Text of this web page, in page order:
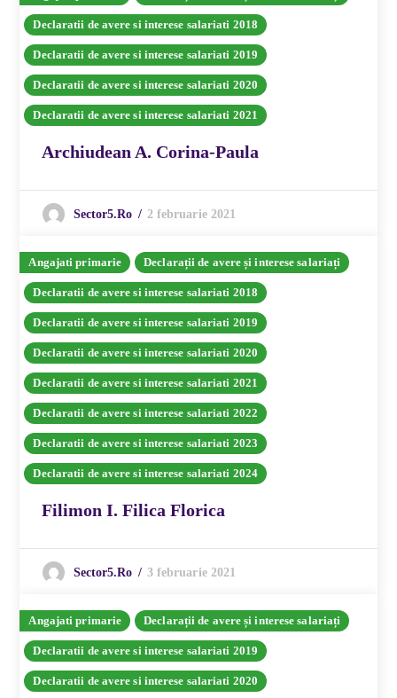
Declaratii de avere si interese salariati 2018
Declaratii de avere si interese salariati 2019
Declaratii de avere si interese salariati 2020
Declaratii de avere si interese salariati 2021
Archiudean A. Corina-Paula
Sector5.ro 2 februarie 2021
Angajati primarie Declarații de avere și interese salariați
Declaratii de avere si interese salariati 2018
Declaratii de avere si interese salariati 2019
Declaratii de avere si interese salariati 2020
Declaratii de avere si interese salariati 2021
Declaratii de avere si interese salariati 2022
Declaratii de avere si interese salariati 2023
Declaratii de avere si interese salariati 2024
Filimon I. Filica Florica
Sector5.ro 3 februarie 2021
Angajati primarie Declarații de avere și interese salariați
Declaratii de avere si interese salariati 2019
Declaratii de avere si interese salariati 2020